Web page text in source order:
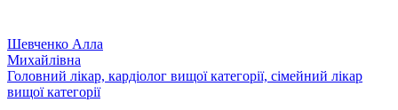
Шевченко Алла
Михайлівна
Головний лікар, кардіолог вищої категорії, сімейний лікар
вищої категорії